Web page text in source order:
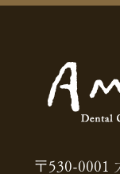
〒530-0001